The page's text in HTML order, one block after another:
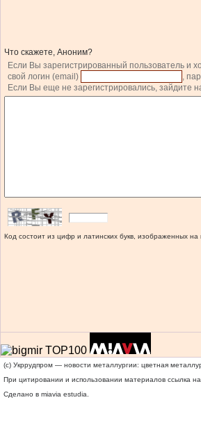
Что скажете, Аноним?
Если Вы зарегистрированный пользователь и
свой логин (email)
,
Если Вы еще не зарегистрировались, зайдите
Код состоит из цифр и латинских букв, изображенных на
(c) Укррудпром — новости металлургии: цветная
При цитировании и использовании материалов ссылка на
Сделано в miavia estudia.